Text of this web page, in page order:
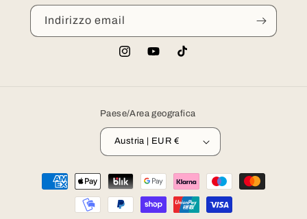
Indirizzo email
InstagramYouTubeTikTok
Paese/Area geografica
Austria | EUR €
Metodi
pagamento